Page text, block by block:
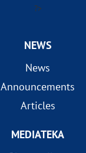
?>
NEWS
News
Announcements
Articles
MEDIATEKA